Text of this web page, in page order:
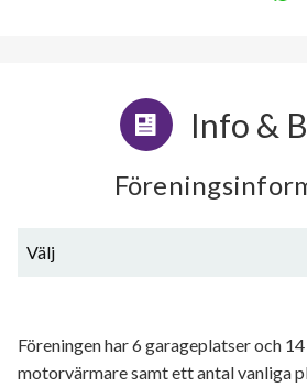
Info &
Välj
Föreningen har 6 garageplatser och
motorvärmare samt ett antal vanliga